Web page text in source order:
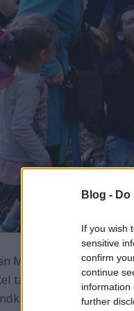
Blog -
If you wish
sensitive
confirm
continue
information
further
Magyarországon
táborokba
állapotról szóló